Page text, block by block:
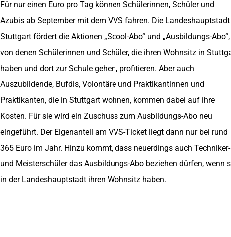
Für nur einen Euro pro Tag können Schülerinnen, Schüler und
Azubis ab September mit dem VVS fahren. Die Landeshauptstadt
Stuttgart fördert die Aktionen „Scool-Abo“ und „Ausbildungs-Abo“,
von denen Schülerinnen und Schüler, die ihren Wohnsitz in
haben und dort zur Schule gehen, profitieren. Aber auch
Auszubildende, Bufdis, Volontäre und Praktikantinnen und
Praktikanten, die in Stuttgart wohnen, kommen dabei auf ihre
Kosten. Für sie wird ein Zuschuss zum Ausbildungs-Abo neu
eingeführt. Der Eigenanteil am VVS-Ticket liegt dann nur bei rund
365 Euro im Jahr. Hinzu kommt, dass neuerdings auch Techniker-
und Meisterschüler das Ausbildungs-Abo beziehen dürfen, wenn
in der Landeshauptstadt ihren Wohnsitz haben.